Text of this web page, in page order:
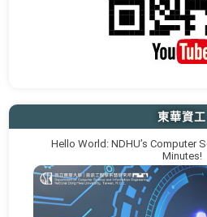
東華資工
Hello World: NDHU’s Computer
Minutes!